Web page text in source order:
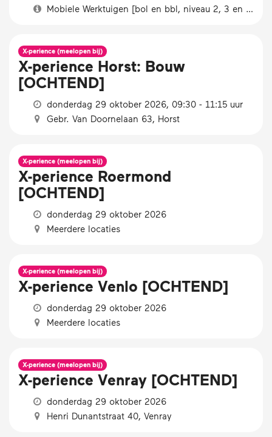
Mobiele Werktuigen [bol en bbl, niveau 2, 3 en 4]
X-perience (meelopen bij)
X-perience Horst: Bouw
[OCHTEND]
donderdag 29 oktober 2026, 09:30 - 11:15 uur
Gebr. Van Doornelaan 63, Horst
X-perience (meelopen bij)
X-perience Roermond
[OCHTEND]
donderdag 29 oktober 2026
Meerdere locaties
X-perience (meelopen bij)
X-perience Venlo [OCHTEND]
donderdag 29 oktober 2026
Meerdere locaties
X-perience (meelopen bij)
X-perience Venray [OCHTEND]
donderdag 29 oktober 2026
Henri Dunantstraat 40, Venray